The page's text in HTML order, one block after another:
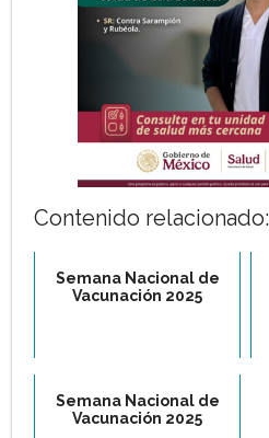
Contenido relacionado:
Semana Nacional de
Vacunación 2025
Semana Nacional de
Vacunación 2025